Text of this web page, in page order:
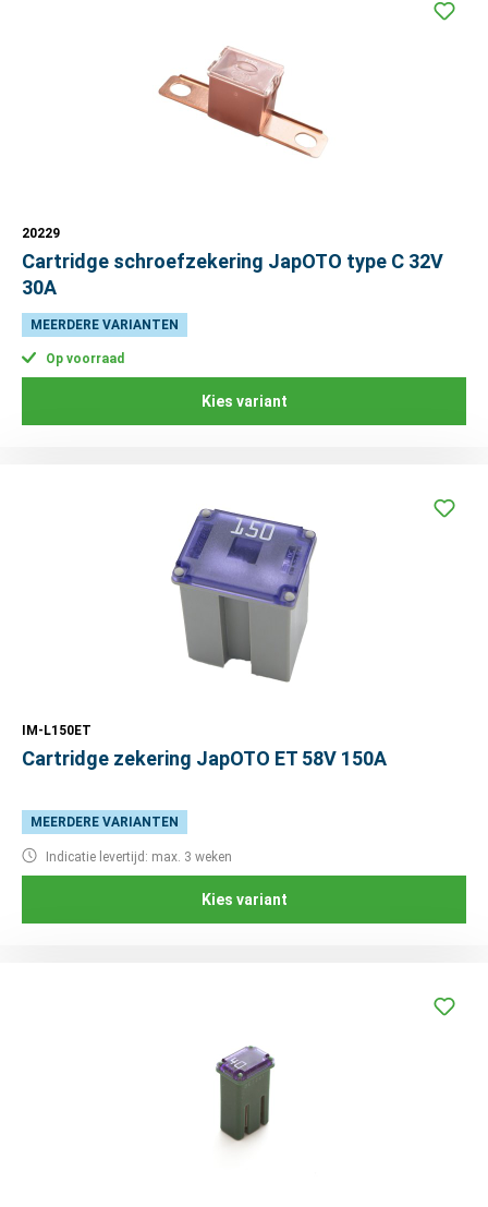
20229
Cartridge schroefzekering JapOTO type C 32V
30A
MEERDERE VARIANTEN
Op voorraad
Kies variant
IM-L150ET
Cartridge zekering JapOTO ET 58V 150A
MEERDERE VARIANTEN
Indicatie levertijd: max. 3 weken
Kies variant